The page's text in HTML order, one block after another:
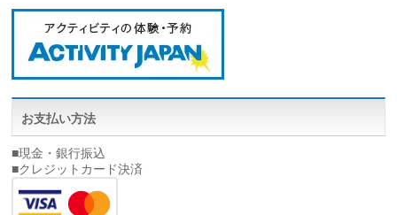
お支払い方法
■現金・銀行振込
■クレジットカード決済